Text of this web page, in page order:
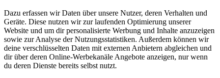
Dazu erfassen wir Daten über unsere Nutzer, deren Verhalten und
Geräte. Diese nutzen wir zur laufenden Optimierung unserer
Website und um dir personalisierte Werbung und Inhalte anzuzeigen
sowie zur Analyse der Nutzungsstatistiken. Außerdem können wir
deine verschlüsselten Daten mit externen Anbietern abgleichen und
dir über deren Online-Werbekanäle Angebote anzeigen, nur wenn
du deren Dienste bereits selbst nutzt.